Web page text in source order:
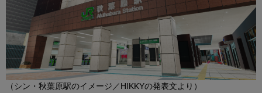
（シン・秋葉原駅のイメージ／HIKKYの発表文より）